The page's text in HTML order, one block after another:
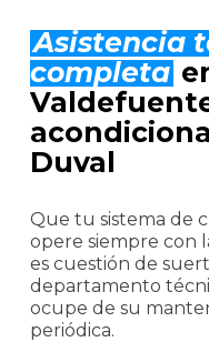
Asistencia
completa
Duval
Que tu sistema de
opere siempre con
es cuestión de
departamento
ocupe de su
periódica.